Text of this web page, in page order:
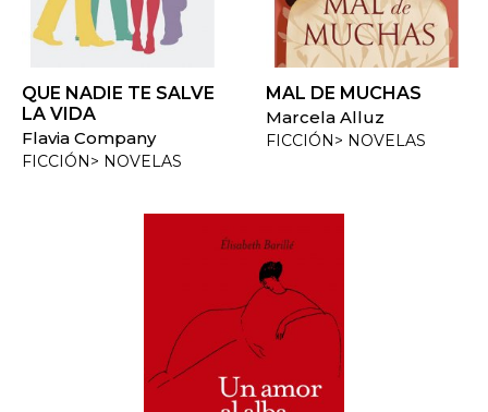
QUE NADIE TE SALVE
LA VIDA
Flavia Company
FICCIÓN> NOVELAS
MAL DE MUCHAS
Marcela Alluz
FICCIÓN> NOVELAS